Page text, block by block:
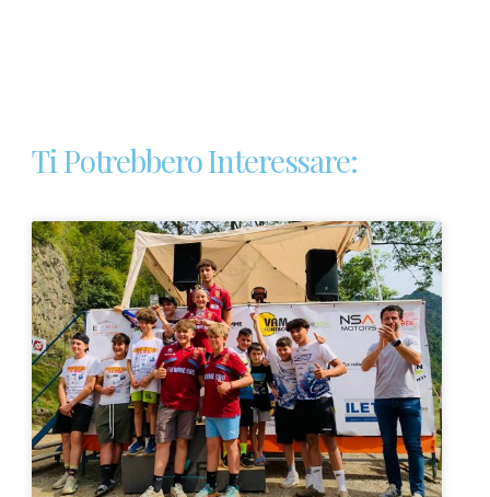
Ti Potrebbero Interessare: